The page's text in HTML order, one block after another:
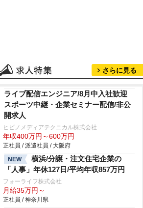
さらに見る
ライブ配信エンジニア/8月中入社歓迎
スポーツ中継・企業セミナー配信/非公
開求人
ヒビノメディアテクニカル株式会社
年収400万円～600万円
正社員 / 派遣社員 / 大阪府
NEW
横浜/分譲・注文住宅企業の
「人事」年休127日/平均年収857万円
フォーライフ株式会社
月給35万円～
正社員 / 神奈川県